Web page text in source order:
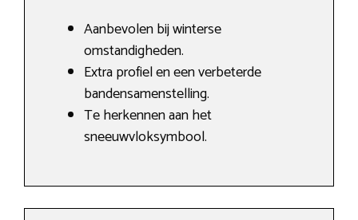
Aanbevolen bij winterse
omstandigheden.
Extra profiel en een verbeterde
bandensamenstelling.
Te herkennen aan het
sneeuwvloksymbool.